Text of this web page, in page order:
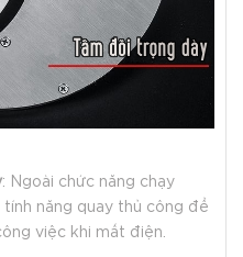
: Ngoài chức năng chạy
năng quay thủ công để
việc khi mất điện.